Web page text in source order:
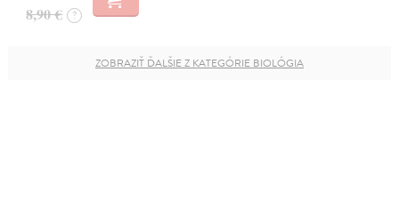
8,90 € ?
ZOBRAZIŤ ĎALŠIE Z KATEGÓRIE BIOLÓGIA